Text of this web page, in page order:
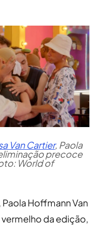
Van Cartier, Paola
precoce
World of
Hoffmann Van
da edição,